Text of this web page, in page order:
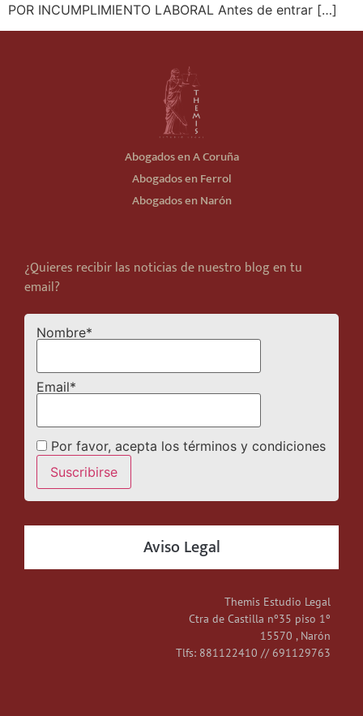
POR INCUMPLIMIENTO LABORAL Antes de entrar […]
Abogados en A Coruña
Abogados en Ferrol
Abogados en Narón
¿Quieres recibir las noticias de nuestro blog en tu
email?
Nombre*
Email*
Por favor, acepta los términos y condiciones
Aviso Legal
Themis Estudio Legal
Ctra de Castilla nº35 piso 1º
15570 , Narón
Tlfs: 881122410 // 691129763